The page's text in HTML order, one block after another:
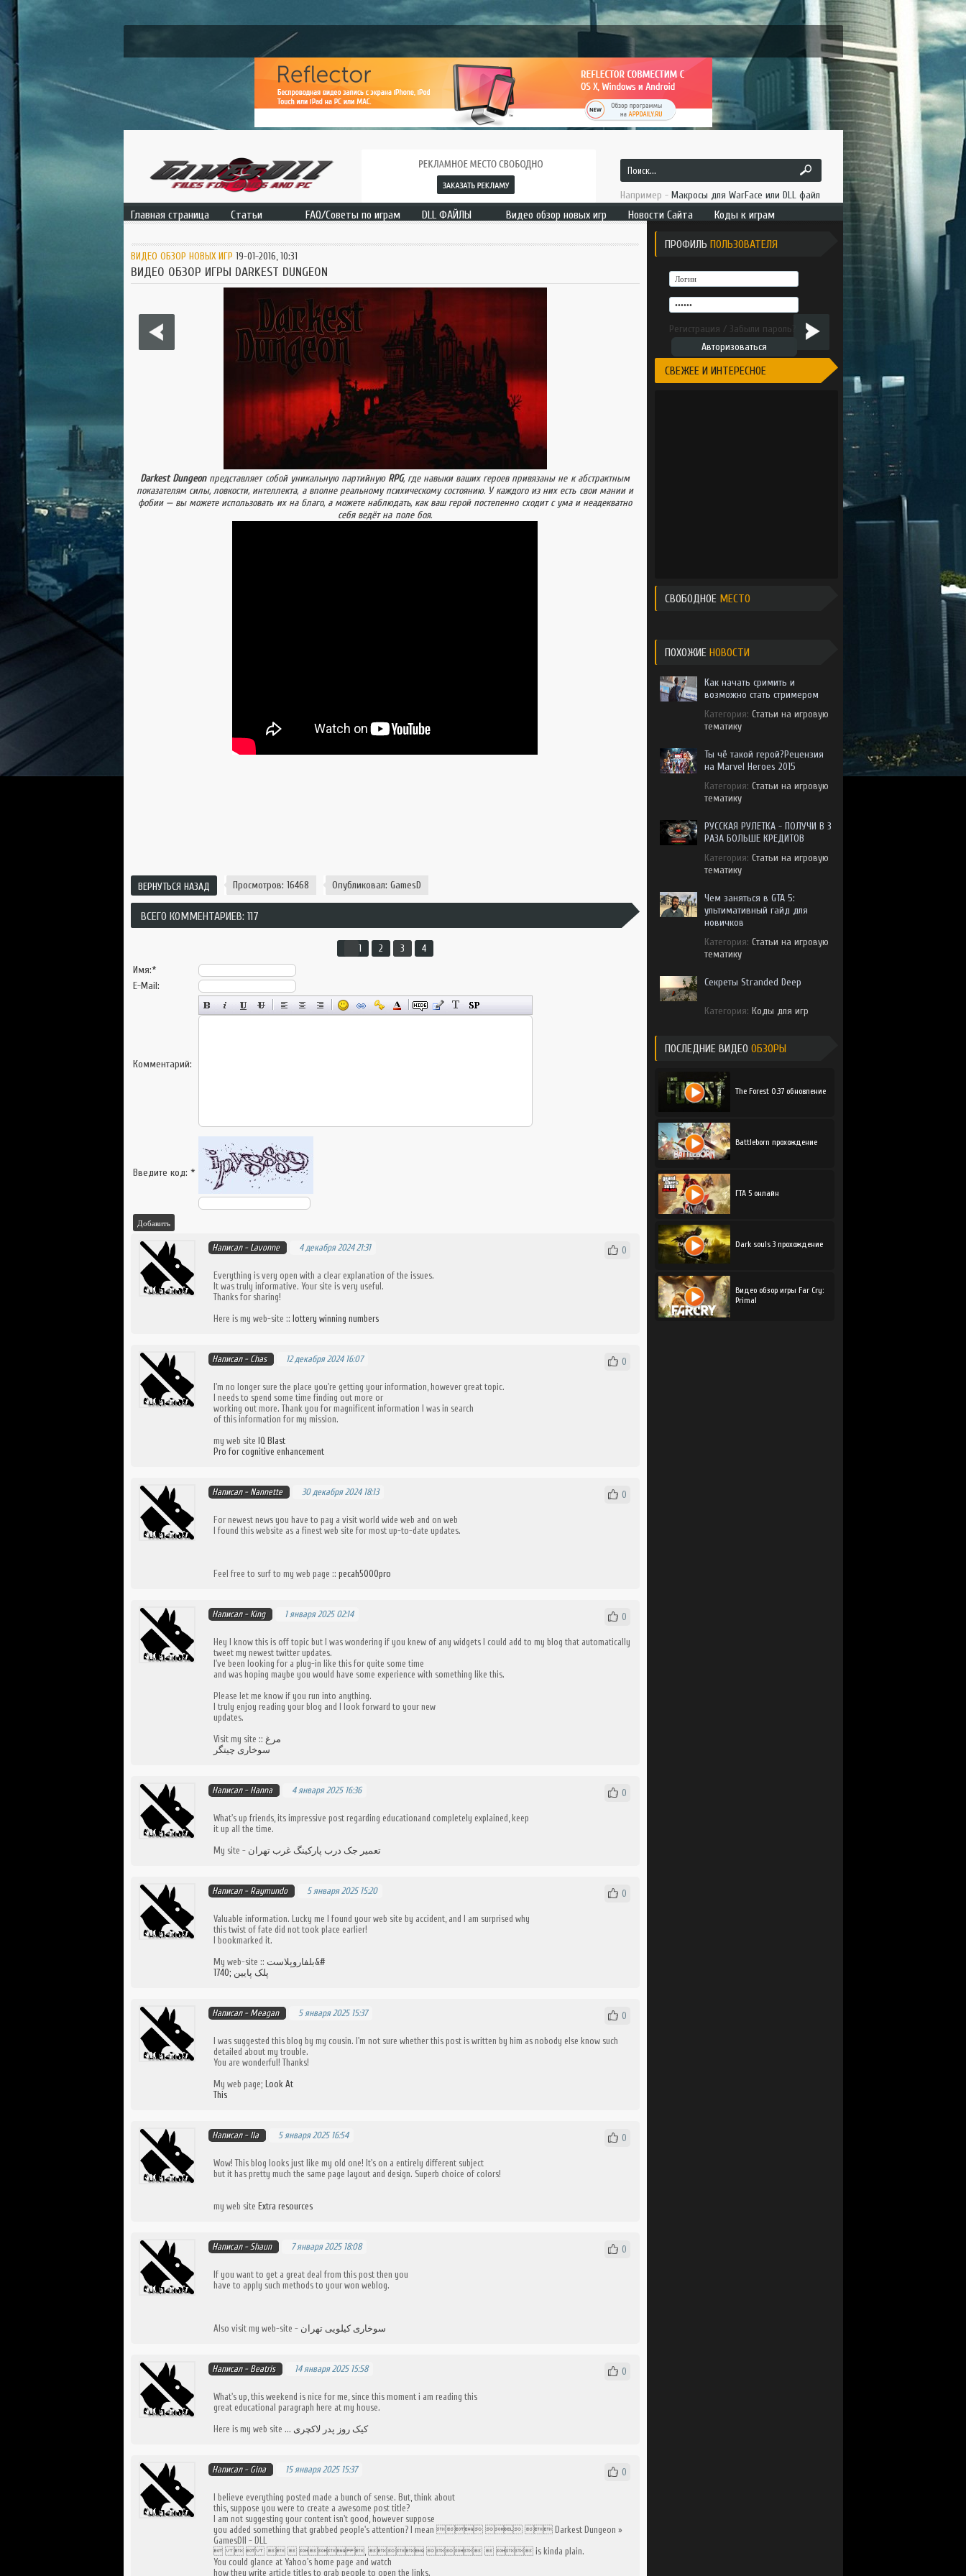
Например - Макросы для WarFace или DLL файл
Главная страница
Основная страница
Статьи
На игровую тему
FAQ/Советы по играм
Вопрос/ответ
DLL ФАЙЛЫ
Для игр и системы
Видео обзор новых игр
Страница видео
Новости Сайта
Сраница новостей
Коды к играм
Видео обзор игры Class of Heroes 3
Class of Heroes 3 — это ролевая игра с примесью игры в
жанре аниме или манга и фэнтези-игры от
разработчиков из студии MonkeyPaw Games Inc.. Издает
игру компания MonkeyPaw Games Inc.. В некоторых кругах
Class of Heroes 3 также известна под названиями Ken to
Mahou to Gakuen Mono. 3 и 剣と魔法と学園モノ. Релиз
ВИДЕО ОБЗОР НОВЫХ ИГР 19-01-2016, 10:31
ВИДЕО ОБЗОР ИГРЫ DARKEST DUNGEON
Darkest Dungeonпредставляет собой уникальную партийную RPG, где навыки ваших героев привязаны не к абстрактным
показателям силы, ловкости, интеллекта, а вполне реальному психическому состоянию. У каждого из них есть свои мании и
фобии — вы можете использовать их на благо, а можете наблюдать, как ваш герой постепенно сходит с ума и неадекватно
себя ведёт на поле боя.
ВЕРНУТЬСЯ НАЗАД Просмотров: 16468 Опубликовал: GamesD
ВСЕГО КОММЕНТАРИЕВ: 117
1 2 3
4
Имя:*
E-Mail:
Комментарий:
Введите код: *
Добавить
Написал - Lavonne 4 декабря 2024 21:31 0
Everything is very open with a clear explanation of the issues.
It was truly informative. Your site is very useful.
Thanks for sharing!
Here is my web-site :: lottery winning numbers
Написал - Chas 12 декабря 2024 16:07 0
I'm no longer sure the place you're getting your information, however great topic.
I needs to spend some time finding out more or
working out more. Thank you for magnificent information I was in search
of this information for my mission.
my web site IQ Blast
Pro for cognitive enhancement
Написал - Nannette 30 декабря 2024 18:13 0
For newest news you have to pay a visit world wide web and on web
I found this website as a finest web site for most up-to-date updates.
Feel free to surf to my web page :: pecah5000pro
Написал - King 1 января 2025 02:14 0
Hey I know this is off topic but I was wondering if you knew of any widgets I could add to my blog that automatically
tweet my newest twitter updates.
I've been looking for a plug-in like this for quite some time
and was hoping maybe you would have some experience with something like this.
Please let me know if you run into anything.
I truly enjoy reading your blog and I look forward to your new
updates.
Visit my site :: مرغ
سوخاری چیتگر
Написал - Hanna 4 января 2025 16:36 0
What's up friends, its impressive post regarding educationand completely explained, keep
it up all the time.
My site - تعمیر جک درب پارکینگ غرب تهران
Написал - Raymundo 5 января 2025 15:20 0
Valuable information. Lucky me I found your web site by accident, and I am surprised why
this twist of fate did not took place earlier!
I bookmarked it.
My web-site ::
بلفاروپلاست&#
1740; پلک پایین
Написал -Meagan 5 января 2025 15:37 0
I was suggested this blog by my cousin. I'm not sure whether this post is written by him as nobody else know such
detailed about my trouble.
You are wonderful! Thanks!
My web page; Look At
This
Написал - Ila 5 января 2025 16:54 0
Wow! This blog looks just like my old one! It's on a entirely different subject
but it has pretty much the same page layout and design. Superb choice of colors!
my web site Extra resources
Написал -Shaun 7 января 2025 18:08 0
If you want to get a great deal from this post then you
have to apply such methods to your won weblog.
Also visit my web-site - سوخاری کیلویی تهران
Написал - Beatris 14 января 2025 15:58 0
What's up, this weekend is nice for me, since this moment i am reading this
great educational paragraph here at my house.
Here is my web site ... کیک روز پدر لاکچری
Написал - Gina 15 января 2025 15:37 0
I believe everything posted made a bunch of sense. But, think about
this, suppose you were to create a awesome post title?
I am not suggesting your content isn't good, however suppose
you added something that grabbed people's attention? I mean    Darkest Dungeon »
GamesDll - DLL
      ,     is kinda plain.
You could glance at Yahoo's home page and watch
how they write article titles to grab people to open the links.
ПРОФИЛЬ ПОЛЬЗОВАТЕЛЯ
Регистрация / Забыли пароль?
Авторизоваться
СВЕЖЕЕ И ИНТЕРЕСНОЕ
СВОБОДНОЕ МЕСТО
ПОХОЖИЕ НОВОСТИ
Как начать сримить и
возможно стать стримером
Категория: Статьи на игровую
тематику
Ты чё такой герой?Рецензия
на Marvel Heroes 2015
Категория: Статьи на игровую
тематику
РУССКАЯ РУЛЕТКА - ПОЛУЧИ В 3
РАЗА БОЛЬШЕ КРЕДИТОВ
Категория: Статьи на игровую
тематику
Чем заняться в GTA 5:
ультимативный гайд для
новичков
Категория: Статьи на игровую
тематику
Секреты Stranded Deep
Категория: Коды для игр
ПОСЛЕДНИЕ ВИДЕО ОБЗОРЫ
The Forest 0.37 обновление
Battleborn прохождение
ГТА 5 онлайн
Dark souls 3 прохождение
Видео обзор игры Far Cry:
Primal